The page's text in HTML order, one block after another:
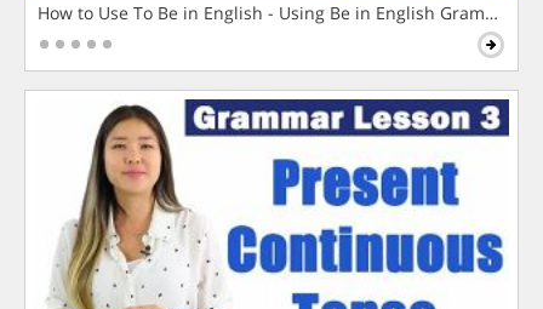
How to Use To Be in English - Using Be in English Grammar